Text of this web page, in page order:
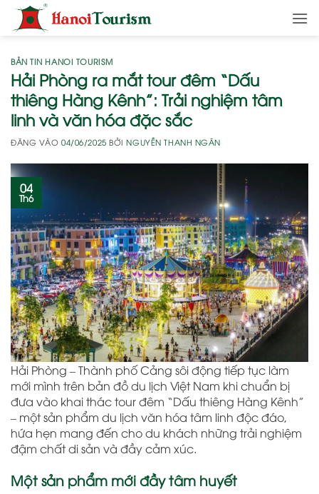
qua
dungBẢN TIN HANOI TOURISM
Hải Phòng ra mắt tour đêm “Dấu
thiêng Hàng Kênh”: Trải nghiệm tâm
linh và văn hóa đặc sắc
ĐĂNG VÀO04/06/2025 BỞINGUYỄN THANH NGÂN
04
Th6
Hải Phòng – Thành phố Cảng sôi động tiếp tục làm
mới mình trên bản đồ du lịch Việt Nam khi chuẩn bị
đưa vào khai thác tour đêm “Dấu thiêng Hàng Kênh”
– một sản phẩm du lịch văn hóa tâm linh độc đáo,
hứa hẹn mang đến cho du khách những trải nghiệm
đậm chất di sản và đầy cảm xúc.
Một sản phẩm mới đầy tâm huyết